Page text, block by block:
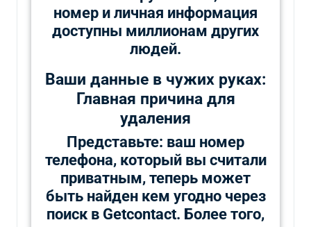
номер и личная информация
доступны миллионам других
людей.
Ваши данные в чужих руках:
Главная причина для
удаления
Представьте: ваш номер
телефона, который вы считали
приватным, теперь может
быть найден кем угодно через
поиск в Getcontact. Более того,